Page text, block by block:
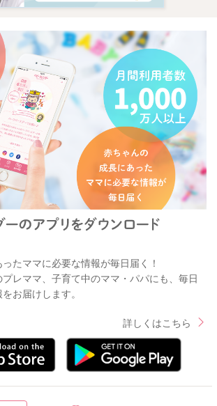
たママに必要な情報が毎日届く！
レママ、子育て中のママ・パパにも、毎日
お届けします。
詳しくはこちら